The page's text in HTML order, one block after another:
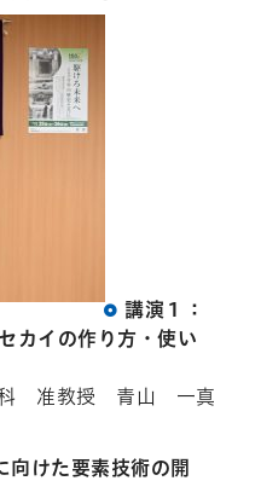
講演１：
カイの作り方・使い
准教授 青山 一真
向けた要素技術の開